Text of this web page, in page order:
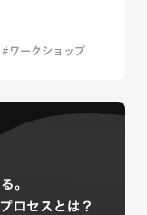
ワークショップ